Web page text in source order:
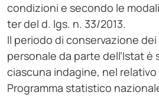
condizioni e secondo le
ter del d. lgs. n. 33/2013.
Il periodo di conservazione
personale da parte dell’Istat
ciascuna indagine, nel
Programma statistico